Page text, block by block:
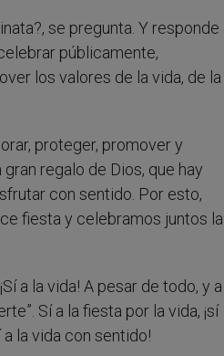
se pregunta. Y responde
públicamente,
los valores de la vida, de la
proteger, promover y
regalo de Dios, que hay
con sentido. Por esto,
fiesta y celebramos juntos la
a la vida! A pesar de todo, y a
Sí a la fiesta por la vida, ¡sí
a la vida con sentido!